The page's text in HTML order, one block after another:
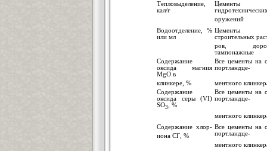
Тепловыделение,
кал/г
Цементы
оружений
Водоотделение, %
или мл
Цементы
строительных
ров,
тампонажные
Содержание
оксида магния
MgO в
Все цементы на
портландце-
клинкере, %
ментного
Содержание
оксида серы (VI)
SO3 , %
Все цементы на
портландце-
ментного
Содержание хлор-
иона Сl - , %
Все цементы на
портландце-
ментного